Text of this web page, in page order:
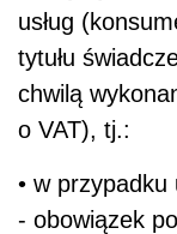
usług
tytułu
chwilą
o VAT), tj.:
• w przypadku
- obowiązek